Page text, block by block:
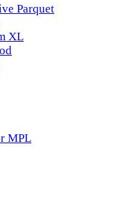
Parquet
XL
MPL